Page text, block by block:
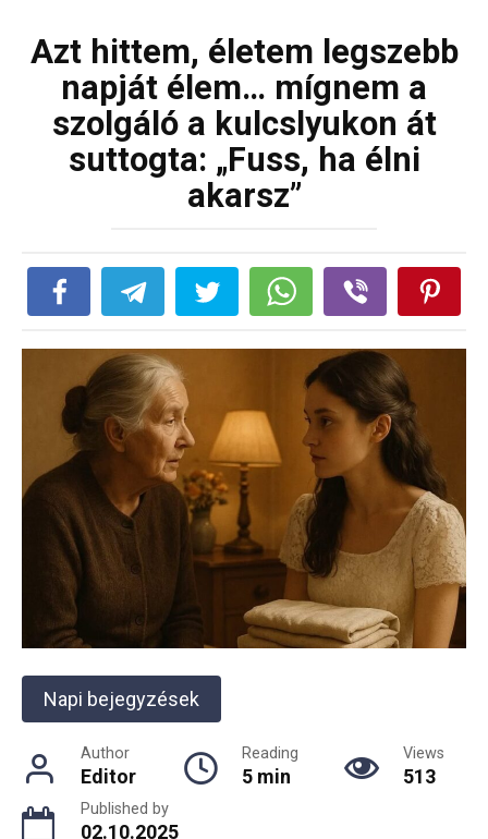
Azt hittem, életem legszebb
napját élem… mígnem a
szolgáló a kulcslyukon át
suttogta: „Fuss, ha élni
akarsz”
Napi bejegyzések
Author
Editor
Reading
5 min
Views
513
Published by
02.10.2025